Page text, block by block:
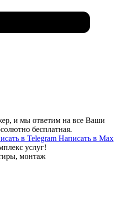
и мы ответим на все Ваши
бесплатная.
в Telegram Написать в Max
услуг!
монтаж